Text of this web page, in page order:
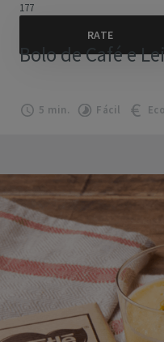
177
Bolo de Café e
5 min. Fácil